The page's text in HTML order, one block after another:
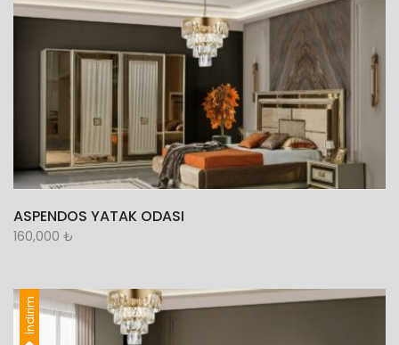
ASPENDOS YATAK ODASI
160,000 ₺
İndirim